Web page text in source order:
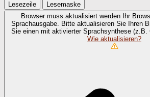
Lesezeile
Lesemaske
Browser muss aktualisiert werden
Ihr
Sprachausgabe. Bitte aktualisieren Sie Ihren
Sie einen mit aktivierter Sprachsynthese (z.B.
Wie aktualisieren?